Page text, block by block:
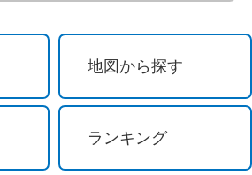
ン
地図から探す
ランキング